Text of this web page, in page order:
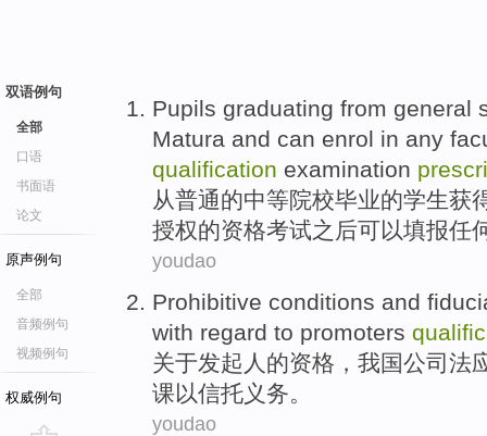
双语例句
全部
口语
书面语
论文
原声例句
全部
音频例句
视频例句
权威例句
Pupils graduating from general
Matura and can enrol in any
qualification examination
从普通的中等院校毕业的学生获
授权的资格考试之后可以填报任
youdao
Prohibitive conditions and
with regard to promoters
关于发起人的资格，我国公司法
课以信托义务。
youdao